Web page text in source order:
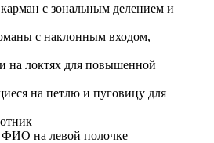
с зональным делением и
с наклонным входом,
на локтях для повышенной
на петлю и пуговицу для
ФИО на левой полочке